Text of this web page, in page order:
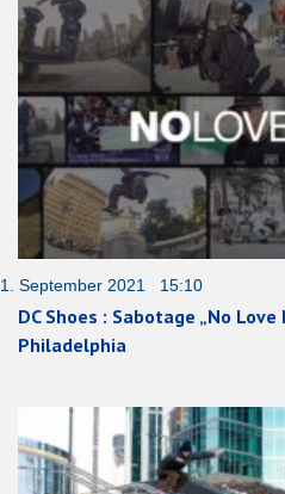
1. September 2021 15:10
DC Shoes : Sabotage „No
Philadelphia